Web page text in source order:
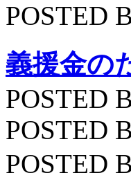
POSTED
義援金の
POSTED
POSTED
POSTED